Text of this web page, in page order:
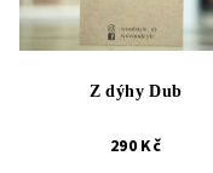
Z dýhy Dub
290 Kč